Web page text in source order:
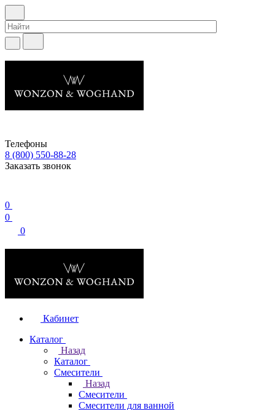
Телефоны
8 (800) 550-88-28
Заказать звонок
0
0
0
Кабинет
Каталог
Назад
Каталог
Смесители
Назад
Смесители
Смесители для ванной